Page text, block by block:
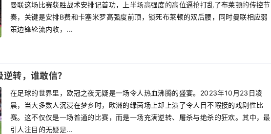
曼联这场比赛获胜战术安排记首功，上半场高强度的高位逼抢打乱了布莱顿的传控节
奏，关键是安排B费和卡塞米罗高强度前顶，锁死布莱顿的双后腰，同时曼联相应弱
策边锋轮流内收，...
转，谁敢信？
在足球的世界里，欧冠之夜无疑是一场令人热血沸腾的盛宴。2023年10月23日凌
晨，当大多数人沉浸在梦乡时，欧洲的绿茵场上却上演了令人目不暇接的戏剧性比
赛。这不仅仅是一场普通的比赛，而是一场充满逆转、屠杀与绝杀的狂欢。其中，最
引人注目的无疑是...